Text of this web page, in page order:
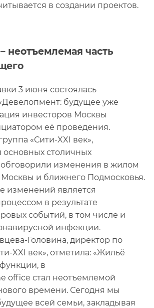
в создании проектов.
неотъемлемая часть
3 июня состоялась
будущее уже
инвесторов Москвы
её проведения.
«Сити-XXI век»,
основных столичных
изменения в жилом
Москвы и ближнего Подмосковья.
изменений является
в результате
событий, в том числе и
инфекции.
Головина, директор по
XXI век», отметила: «Жильё
в
office стал неотъемлемой
времени. Сегодня мы
всей семьи, закладывая